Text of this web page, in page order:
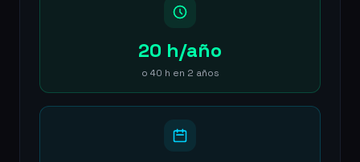
20 h/año
o 40 h en 2 años